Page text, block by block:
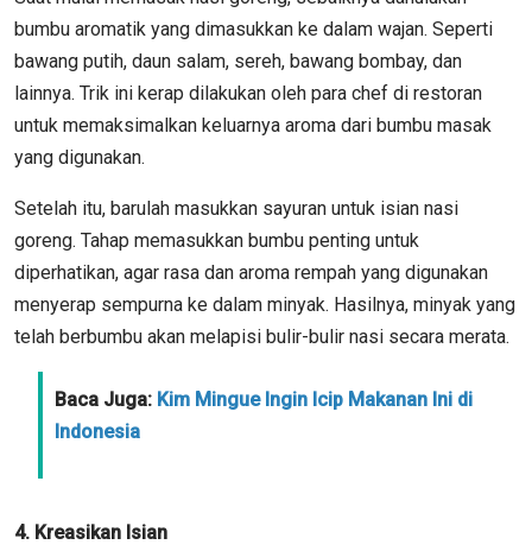
bumbu aromatik yang dimasukkan ke dalam wajan. Seperti
bawang putih, daun salam, sereh, bawang bombay, dan
lainnya. Trik ini kerap dilakukan oleh para chef di restoran
untuk memaksimalkan keluarnya aroma dari bumbu masak
yang digunakan.
Setelah itu, barulah masukkan sayuran untuk isian nasi
goreng. Tahap memasukkan bumbu penting untuk
diperhatikan, agar rasa dan aroma rempah yang digunakan
menyerap sempurna ke dalam minyak. Hasilnya, minyak yang
telah berbumbu akan melapisi bulir-bulir nasi secara merata.
Baca Juga: Kim Mingue Ingin Icip Makanan Ini di
Indonesia
4. Kreasikan Isian